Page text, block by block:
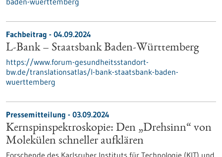
Fachbeitrag - 04.09.2024
L-Bank – Staatsbank Baden-Württemberg
https://www.forum-gesundheitsstandort-
bw.de/translationsatlas/l-bank-staatsbank-baden-
wuerttemberg
Pressemitteilung - 03.09.2024
Kernspinspektroskopie: Den „Drehsinn“ von
Molekülen schneller aufklären
Forschende des Karlsruher Instituts für Technologie (KIT) und